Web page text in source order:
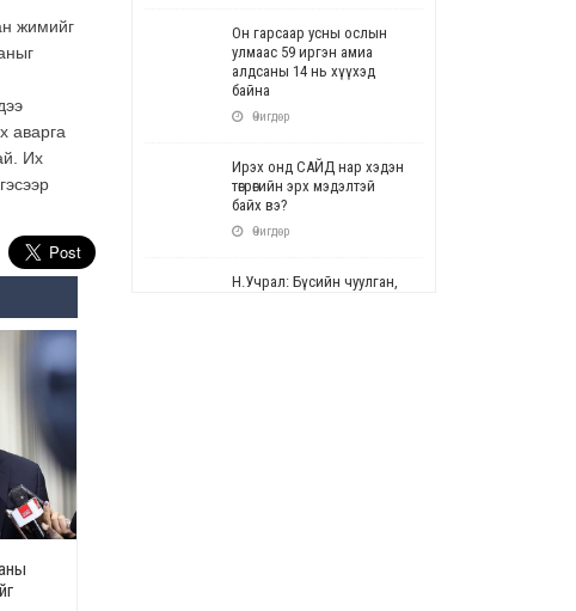
жимийг
аварга
Их
Он гарсаар усны ослын
улмаас 59 иргэн амиа
алдсаны 14 нь хүүхэд
байна
Өчигдөр
Ирэх онд САЙД нар хэдэн
төгрөгийн эрх мэдэлтэй
байх вэ?
Өчигдөр
Н.Учрал: Бүсийн чуулган,